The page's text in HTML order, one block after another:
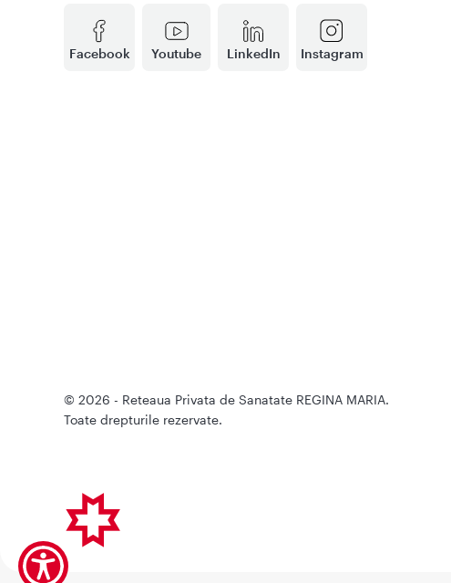
Facebook Youtube LinkedIn Instagram
© 2026 - Reteaua Privata de Sanatate REGINA MARIA.
Toate drepturile rezervate.